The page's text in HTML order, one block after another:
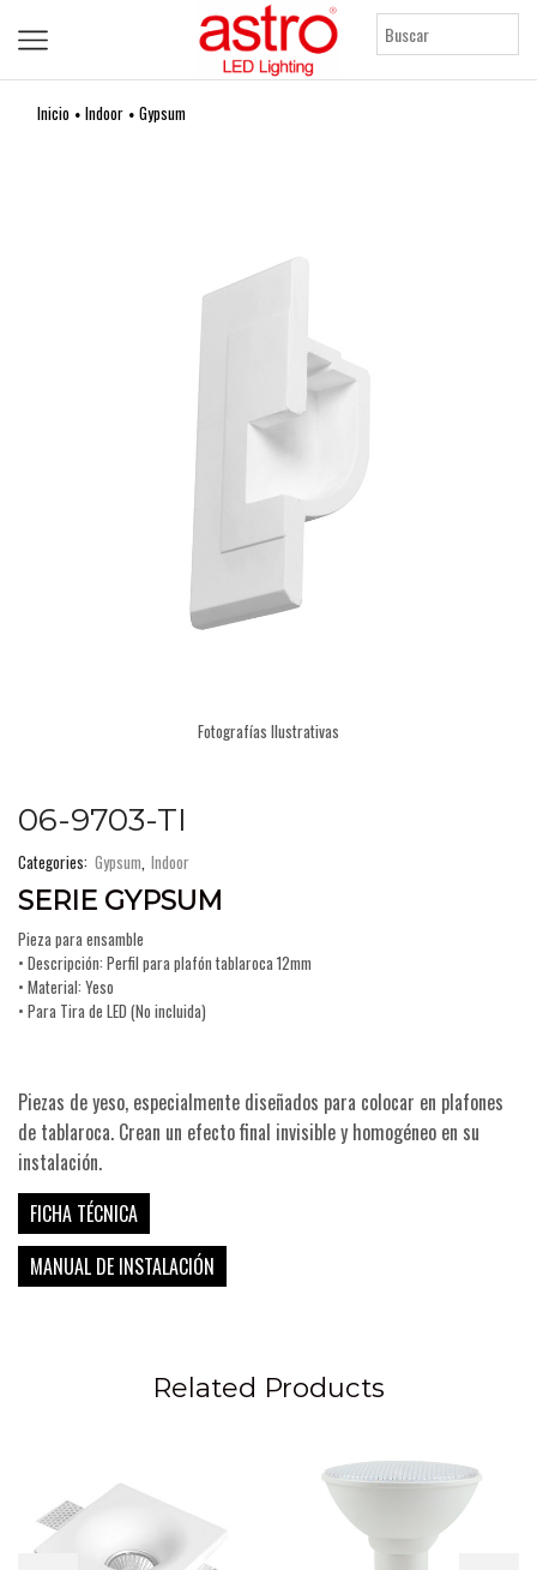
Inicio • Indoor • Gypsum
Fotografías Ilustrativas
06-9703-TI
Categories: Gypsum Indoor
SERIE GYPSUM
Pieza para ensamble
• Descripción: Perfil para plafón tablaroca 12mm
• Material: Yeso
• Para Tira de LED (No incluida)
Piezas de yeso, especialmente diseñados para colocar en plafones
de tablaroca. Crean un efecto final invisible y homogéneo en su
instalación.
FICHA TÉCNICA
MANUAL DE INSTALACIÓN
Related Products